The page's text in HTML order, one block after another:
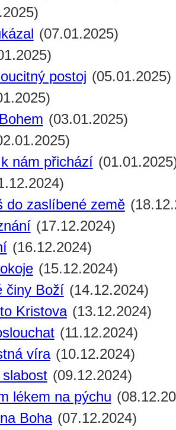
(07.01.2025)
postoj (05.01.2025)
(03.01.2025)
nám přichází
do zaslíbené země
(17.12.2024)
(16.12.2024)
(15.12.2024)
činy Boží (14.12.2024)
Kristova (13.12.2024)
(11.12.2024)
víra (10.12.2024)
(09.12.2024)
lékem na pýchu
Boha (07.12.2024)